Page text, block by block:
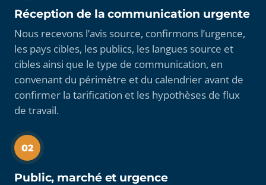
Réception de la communication urgente
Nous recevons l’avis source, confirmons l’urgence,
les pays cibles, les publics, les langues source et
cibles ainsi que le type de communication, en
convenant du périmètre et du calendrier avant de
confirmer la tarification et les hypothèses de flux
de travail.
02
Public, marché et urgence